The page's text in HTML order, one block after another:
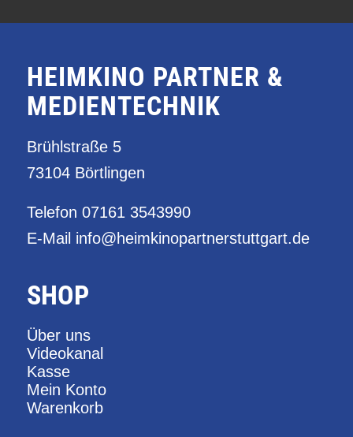
HEIMKINO PARTNER &
MEDIENTECHNIK
Brühlstraße 5
73104 Börtlingen
Telefon 07161 3543990
E-Mail info@heimkinopartnerstuttgart.de
SHOP
Über uns
Videokanal
Kasse
Mein Konto
Warenkorb